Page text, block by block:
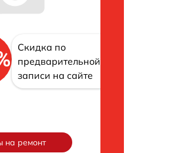
Скидка по
предварительной
записи на сайте
на ремонт